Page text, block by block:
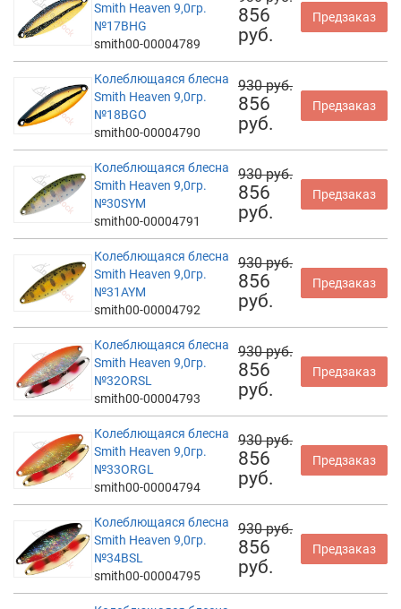
Smith Heaven 9,0гр.
№17BHG
smith00-00004789
856
руб.
Предзаказ
Колеблющаяся блесна
Smith Heaven 9,0гр.
№18BGO
smith00-00004790
930 руб.
856
руб.
Предзаказ
Колеблющаяся блесна
Smith Heaven 9,0гр.
№30SYM
smith00-00004791
930 руб.
856
руб.
Предзаказ
Колеблющаяся блесна
Smith Heaven 9,0гр.
№31AYM
smith00-00004792
930 руб.
856
руб.
Предзаказ
Колеблющаяся блесна
Smith Heaven 9,0гр.
№32ORSL
smith00-00004793
930 руб.
856
руб.
Предзаказ
Колеблющаяся блесна
Smith Heaven 9,0гр.
№33ORGL
smith00-00004794
930 руб.
856
руб.
Предзаказ
Колеблющаяся блесна
Smith Heaven 9,0гр.
№34BSL
smith00-00004795
930 руб.
856
руб.
Предзаказ